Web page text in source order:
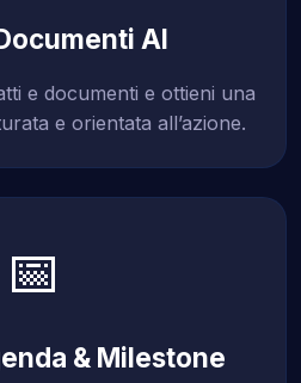
AI
e documenti e ottieni una
e orientata all’azione.
📅
& Milestone